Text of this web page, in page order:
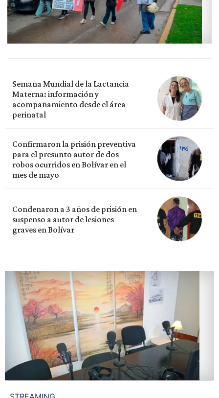
Semana Mundial de la Lactancia
Materna: información y
acompañamiento desde el área
perinatal
Confirmaron la prisión preventiva
para el presunto autor de dos
robos ocurridos en Bolívar en el
mes de mayo
Condenaron a 3 años de prisión en
suspenso a autor de lesiones
graves en Bolívar